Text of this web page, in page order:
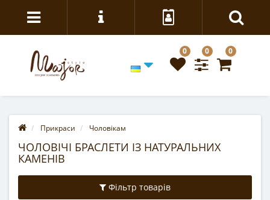
0 0 0
Прикраси Чоловікам
ЧОЛОВІЧІ БРАСЛЕТИ ІЗ НАТУРАЛЬНИХ
КАМЕНІВ
Фільтр товарів